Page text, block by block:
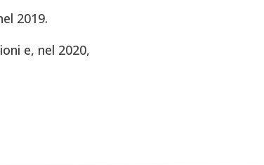
2019.
e, nel 2020,